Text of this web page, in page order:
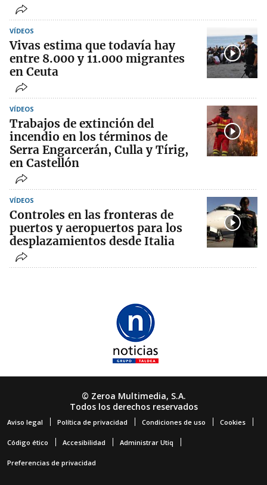
VÍDEOS
Vivas estima que todavía hay
entre 8.000 y 11.000 migrantes
en Ceuta
VÍDEOS
Trabajos de extinción del
incendio en los términos de
Serra Engarcerán, Culla y Tírig,
en Castellón
VÍDEOS
Controles en las fronteras de
puertos y aeropuertos para los
desplazamientos desde Italia
© Zeroa Multimedia, S.A.
Todos los derechos reservados
Aviso legal Política de privacidad Condiciones de uso Cookies
Código ético Accesibilidad Administrar Utiq
Preferencias de privacidad